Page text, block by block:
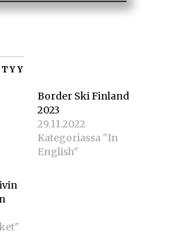
Border Ski Finland
2023
29.11.2022
Kategoriassa "In
English"